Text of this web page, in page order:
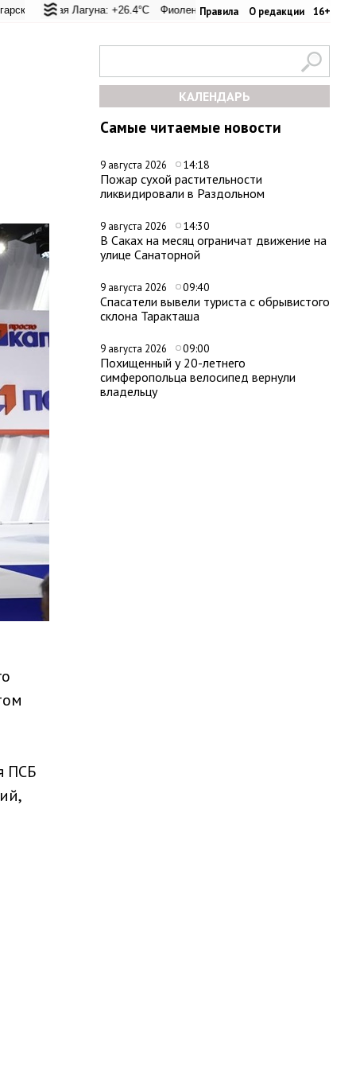
Правила О редакции 16+
Лагуна: +26.4°C Фиолент: +26.3°C Казачья бухта: +26.2°C
+21.3°C Евпатория: +23.6°C Керчь: +31.2°C Никитский сад:
КАЛЕНДАРЬ
Самые читаемые новости
9 августа 2026 14:18
Пожар сухой растительности
ликвидировали в Раздольном
9 августа 2026 14:30
В Саках на месяц ограничат движение на
улице Санаторной
9 августа 2026 09:40
Спасатели вывели туриста с обрывистого
склона Таракташа
9 августа 2026 09:00
Похищенный у 20-летнего
симферопольца велосипед вернули
владельцу
ПСБ